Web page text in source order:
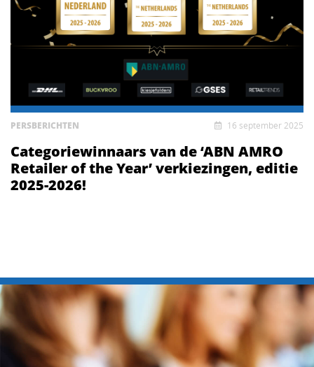
PERSBERICHTEN 16 september 2025
Categoriewinnaars van de ‘ABN AMRO
Retailer of the Year’ verkiezingen, editie
2025-2026!